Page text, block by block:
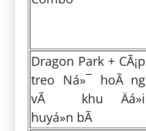
Dragon Park + CÃ¡p
treo Ná»¯ hoÃ ng
vÃ khu Äá»i
huyá»n bÃ­